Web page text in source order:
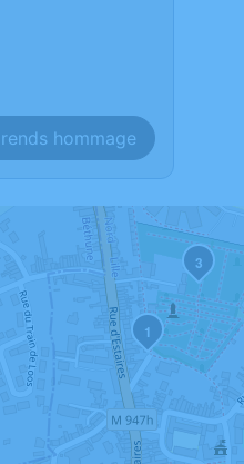
hommage
1
3